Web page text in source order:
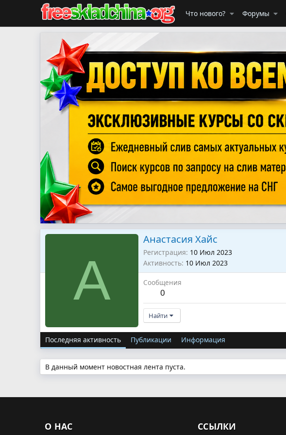
Что нового? Форумы
А
Анастасия Хайс
Регистрация 10 Июл 2023
Активность 10 Июл 2023
Сообщения
0
Найти
Последняя активность Публикации Информация
В данный момент новостная лента пуста.
О НАС ССЫЛКИ